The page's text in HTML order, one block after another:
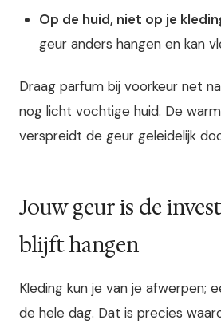
Op de huid, niet op je
geur anders hangen en kan
Draag parfum bij voorkeur net
nog licht vochtige huid. De
verspreidt de geur geleidelijk
Jouw geur is de
blijft hangen
Kleding kun je van je afwerpen;
de hele dag. Dat is precies